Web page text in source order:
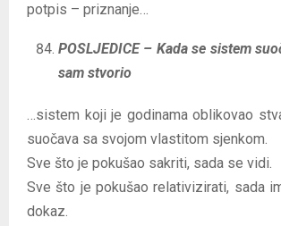
potpis – priznanje…
POSLJEDICE – Kada se sistem
sam stvorio
…sistem koji je godinama oblikovao
suočava sa svojom vlastitom sjenkom.
Sve što je pokušao sakriti, sada se vidi.
Sve što je pokušao relativizirati, sada
dokaz.